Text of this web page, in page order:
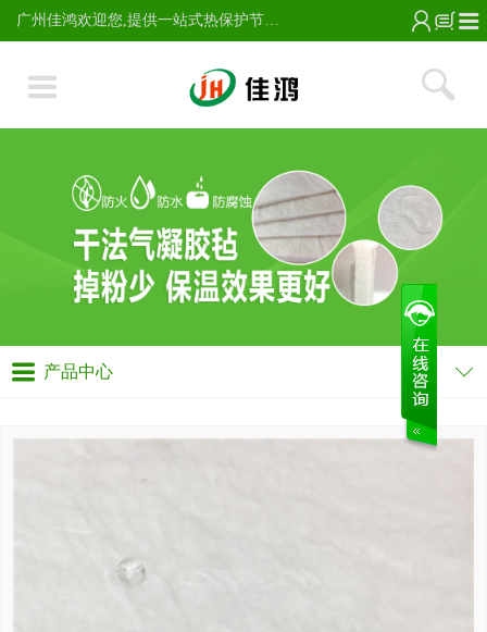
广州佳鸿欢迎您,提供一站式热保护节能服务;主营气凝胶毡,玻璃纸保温棉,VIP真空绝热板及芯材,高硅氧针刺毡,无烟烤毡,玻璃纤维针刺保温隔热棉毡,电话13728224337。
产品中心